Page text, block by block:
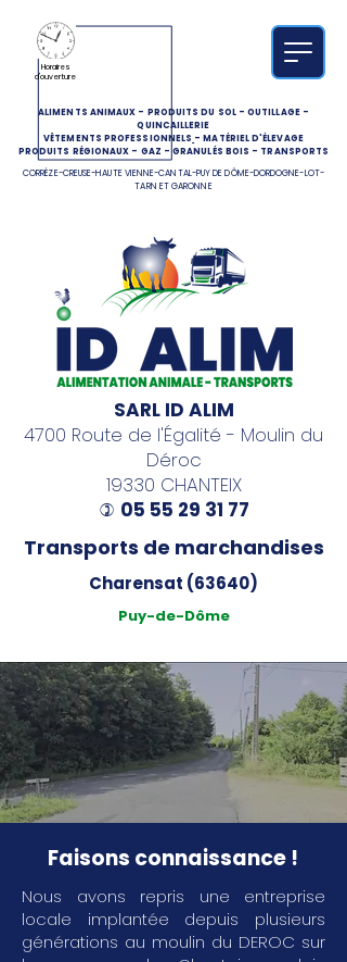
ALIMENTS ANIMAUX - PRODUITS DU SOL-OUTILLAGE-
QUINCAILLERIE
VÊTEMENTS PROFESSIONNELS -MATÉRIEL D'ÉLEVAGE
PRODUITS RÉGIONAUX - GAZ -GRANULÉS BOIS - TRANSPORTS
CORRÈZE-CREUSE-HAUTE VIENNE-CANTAL-PUY DE DÔME-DORDOGNE-LOT-
TARN ET GARONNE
Horaires
d'ouverture
SARL ID ALIM
4700 Route de l'Égalité - Moulin du
Déroc
19330 CHANTEIX
) 05 55 29 31 77
Transports de marchandises
Charensat (63640)
Puy-de-Dôme
Faisons connaissance !
Nous avons repris une entreprise
locale implantée depuis plusieurs
générations au moulin du DEROC sur